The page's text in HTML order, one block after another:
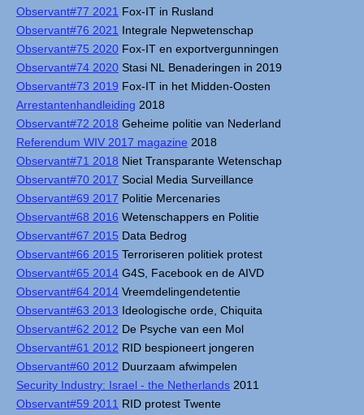
Observant#77 2021 Fox-IT in Rusland
Observant#76 2021 Integrale Nepwetenschap
Observant#75 2020 Fox-IT en exportvergunningen
Observant#74 2020 Stasi NL Benaderingen in 2019
Observant#73 2019 Fox-IT in het Midden-Oosten
Arrestantenhandleiding 2018
Observant#72 2018 Geheime politie van Nederland
Referendum WIV 2017 magazine 2018
Observant#71 2018 Niet Transparante Wetenschap
Observant#70 2017 Social Media Surveillance
Observant#69 2017 Politie Mercenaries
Observant#68 2016 Wetenschappers en Politie
Observant#67 2015 Data Bedrog
Observant#66 2015 Terroriseren politiek protest
Observant#65 2014 G4S, Facebook en de AIVD
Observant#64 2014 Vreemdelingendetentie
Observant#63 2013 Ideologische orde, Chiquita
Observant#62 2012 De Psyche van een Mol
Observant#61 2012 RID bespioneert jongeren
Observant#60 2012 Duurzaam afwimpelen
Security Industry: Israel - the Netherlands 2011
Observant#59 2011 RID protest Twente